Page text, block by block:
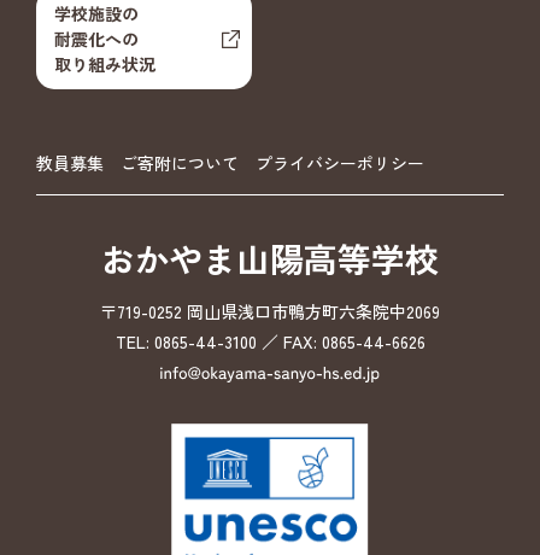
学校施設の
耐震化への
取り組み状況
教員募集 ご寄附について プライバシーポリシー
おかやま山陽高等学校
〒719-0252 岡山県浅口市鴨方町六条院中2069
TEL: 0865-44-3100 ／ FAX: 0865-44-6626